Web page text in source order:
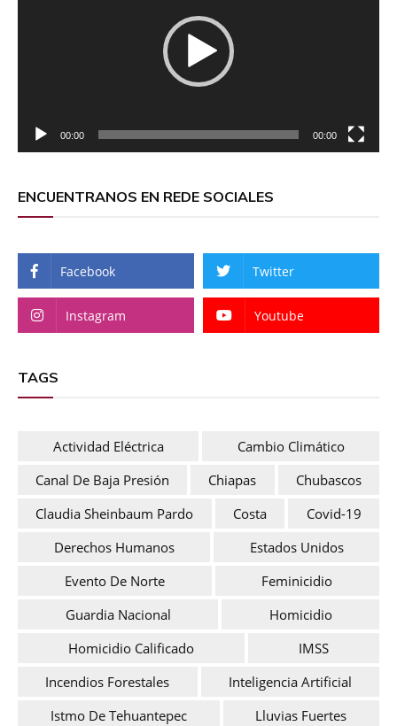
00:00 00:00
ENCUENTRANOS EN REDE SOCIALES
Facebook Twitter
Instagram Youtube
TAGS
Actividad Eléctrica
Cambio Climático
Canal De Baja Presión
Chiapas
Chubascos
Claudia Sheinbaum Pardo
Costa
Covid-19
Derechos Humanos
Estados Unidos
Evento De Norte
Feminicidio
Guardia Nacional
Homicidio
Homicidio Calificado
IMSS
Incendios Forestales
Inteligencia Artificial
Istmo De Tehuantepec
Lluvias Fuertes